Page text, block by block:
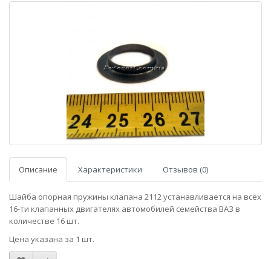
Описание Характеристики Отзывов (0)
Шайба опорная пружины клапана 2112 устанавливается на всех
16-ти клапанных двигателях автомобилей семейства ВАЗ в
количестве 16 шт.
Цена указана за 1 шт.